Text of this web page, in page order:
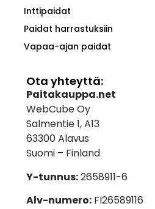
Inttipaidat
Paidat harrastuksiin
Vapaa-ajan paidat
Ota yhteyttä:
Paitakauppa.net
WebCube Oy
Salmentie 1, A13
63300 Alavus
Suomi – Finland
Y-tunnus:2658911-6
Alv-numero:FI26589116